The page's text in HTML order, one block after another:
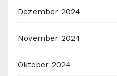
Dezember 2024
November 2024
Oktober 2024